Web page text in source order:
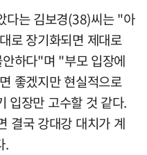
다는 김보경(38)씨는 "아
로 장기화되면 제대로
하다"며 "부모 입장에
좋겠지만 현실적으로
입장만 고수할 것 같다.
결국 강대강 대치가 계
.